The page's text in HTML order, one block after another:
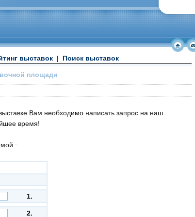
выставок | Поиск выставок
площади
Вам необходимо написать запрос на наш
время!
:
1.
2.